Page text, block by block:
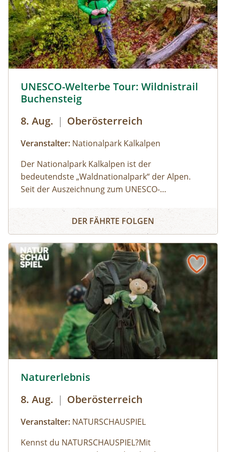
UNESCO-Welterbe Tour: Wildnistrail
Buchensteig
8. Aug. | Oberösterreich
Veranstalter: Nationalpark Kalkalpen
Der Nationalpark Kalkalpen ist der
bedeutendste „Waldnationalpark“ der Alpen.
Seit der Auszeichnung zum UNESCO-
Teil eines europaweiten Projekts zum Schutz der
letzten verbliebenen Buchenurwälder. Diese
Lebensräumen sind ein Naturschatz. Hier finden
Urwaldarten, wie der Alpenbockkäfer und der
Weißrückenspecht, ein Zuhause.
UNESCO-Welterbe Tour: Wildnistrail Buchensteig
DER FÄHRTE FOLGEN
Naturerlebnis
8. Aug. | Oberösterreich
Veranstalter: NATURSCHAUSPIEL
Kennst du NATURSCHAUSPIEL?⁠Mit